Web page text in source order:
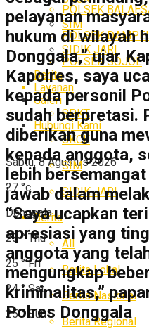
SIM
SIDIK JARI
Berita
Galeri
Hubungi Kami
Sabtu, 8 Agustus 2026
27 °c
Donggala
23 ° Thu
25 ° Fri
24 ° Sat
25 ° Sun
POLSEK
POLSEK
POLSEK SOJOL
Layanan
SPKT
SKCK
SIM
SIDIK JARI
Berita
All
Berita Lokal
Berita Nasional
Berita Regional
pelayanan
hukum di wilayah
Donggala,” ujar
Kapolres, saya
kepada personil
sudah berpretasi.
diberikan guna
kepada anggota,
lebih
jawab dalam
“Saya ucapkan
apresiasi yang
anggota yang
mengungkap
kriminalitas,”
Polres Donggala